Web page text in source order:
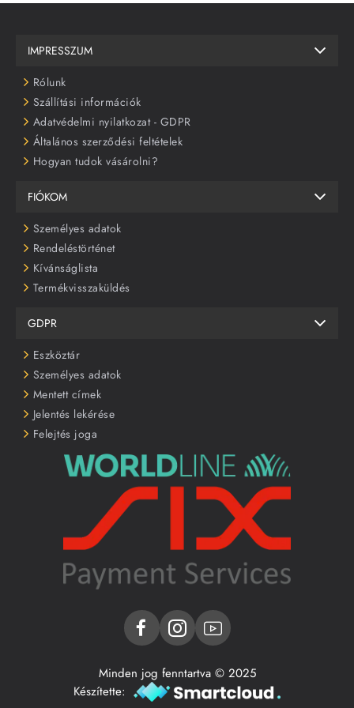
IMPRESSZUM
Rólunk
Szállítási információk
Adatvédelmi nyilatkozat - GDPR
Általános szerződési feltételek
Hogyan tudok vásárolni?
FIÓKOM
Személyes adatok
Rendeléstörténet
Kívánságlista
Termékvisszaküldés
GDPR
Eszköztár
Személyes adatok
Mentett címek
Jelentés lekérése
Felejtés joga
Minden jog fenntartva © 2025
Készítette: